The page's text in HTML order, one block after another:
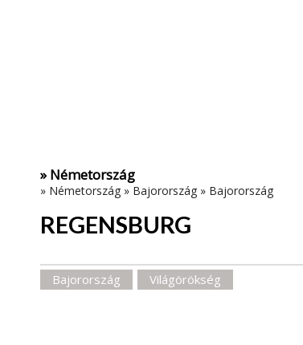
» Németország
» Németország » Bajorország » Bajorország
REGENSBURG
Bajorország Világörökség